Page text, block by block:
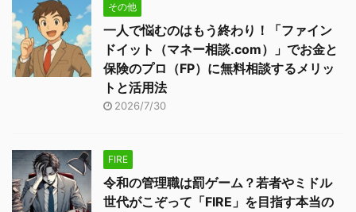
その他
一人で悩むのはもう終わり！「ファイン
ドイット（マネー相談.com）」でお金と
保険のプロ（FP）に無料相談するメリッ
トと活用法
2026/7/30
FIRE
令和の管理職は罰ゲーム？若者やミドル
世代がこぞって「FIRE」を目指す本当の